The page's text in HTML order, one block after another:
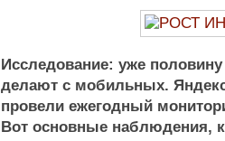
Исследование: уже
делают с мобильных.
провели ежегодный
Вот основные наблюдения,